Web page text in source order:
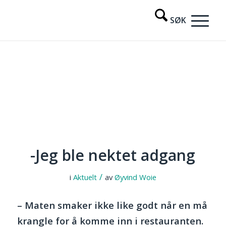
-Jeg ble nektet adgang
i Aktuelt / avØyvind Woie
– Maten smaker ikke like godt når en må
krangle for å komme inn i restauranten.